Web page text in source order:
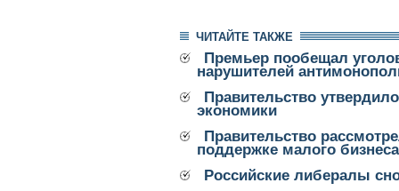
ЧИТАЙТЕ ТАКЖЕ
Премьер пообещал
нарушителей
Правительство
экономики
Правительство
поддержке малого бизнеса
Российские либералы